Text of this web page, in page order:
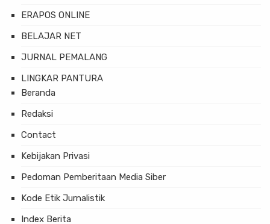
ERAPOS ONLINE
BELAJAR NET
JURNAL PEMALANG
LINGKAR PANTURA
Beranda
Redaksi
Contact
Kebijakan Privasi
Pedoman Pemberitaan Media Siber
Kode Etik Jurnalistik
Index Berita